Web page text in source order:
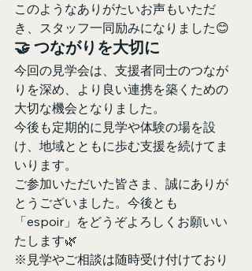
このようなありがたいお声もいただ
き、スタッフ一同励みになりました😊
🤝 つながりを大切に
今回の見学会は、支援者同士のつなが
りを深め、より良い連携を築くための
大切な機会となりました。
今後も定期的に見学や体験の場を設
け、地域とともに歩む支援を続けてま
いります。
ご参加いただいた皆さま、誠にありが
とうございました。今後とも
「espoir」をどうぞよろしくお願いい
たします🌿
※見学やご相談は随時受け付けており